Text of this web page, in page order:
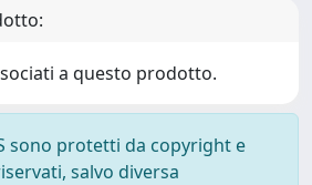
a questo prodotto.
sono protetti da copyright e
salvo diversa